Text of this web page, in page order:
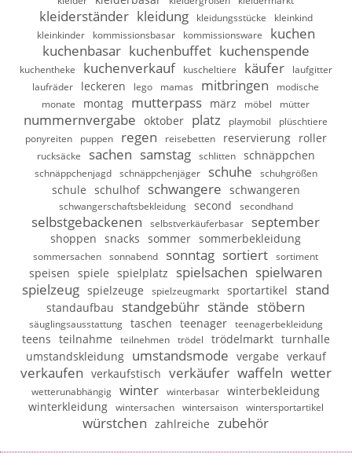
kleiderständer kleidung kleidungsstücke
kleinkind
kleinkinder
kommissionsbasar kommissionsware
kuchen
kuchenbasar kuchenbuffet kuchenspende
kuchentheke kuchenverkauf kuscheltiere käufer
laufgitter
laufräder
leckeren lego mamas mitbringen
modische
monate
montag mutterpass märz möbel mütter
nummernvergabe oktober platz playmobil
plüschtiere
ponyreiten
puppen regen reisebetten reservierung roller
rucksäcke sachen samstag schlitten schnäppchen
schnäppchenjagd schnäppchenjäger schuhe schuhgrößen
schule schulhof schwangere schwangeren
schwangerschaftsbekleidung second secondhand
selbstgebackenen selbstverkäuferbasar september
shoppen snacks sommer sommerbekleidung
sommersachen sonnabend sonntag sortiert sortiment
speisen spiele spielplatz spielsachen spielwaren
spielzeug spielzeuge spielzeugmarkt sportartikel stand
standaufbau standgebühr stände stöbern
säuglingsausstattung taschen teenager teenagerbekleidung
teens teilnahme teilnehmen trödel trödelmarkt turnhalle
umstandskleidung umstandsmode vergabe verkauf
verkaufen verkaufstisch verkäufer waffeln wetter
wetterunabhängig winter winterbasar
winterbekleidung
winterkleidung
wintersachen wintersaison wintersportartikel
würstchen zahlreiche zubehör